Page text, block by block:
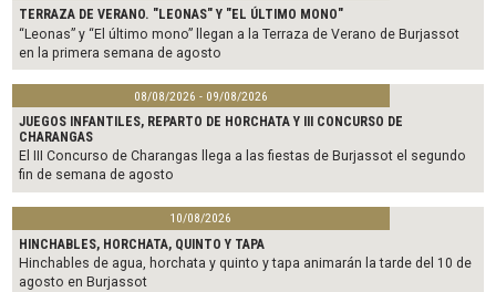
TERRAZA DE VERANO. "LEONAS" Y "EL ÚLTIMO MONO"
“Leonas” y “El último mono” llegan a la Terraza de Verano de Burjassot
en la primera semana de agosto
08/08/2026 - 09/08/2026
JUEGOS INFANTILES, REPARTO DE HORCHATA Y III CONCURSO DE
CHARANGAS
El III Concurso de Charangas llega a las fiestas de Burjassot el segundo
fin de semana de agosto
10/08/2026
HINCHABLES, HORCHATA, QUINTO Y TAPA
Hinchables de agua, horchata y quinto y tapa animarán la tarde del 10 de
agosto en Burjassot